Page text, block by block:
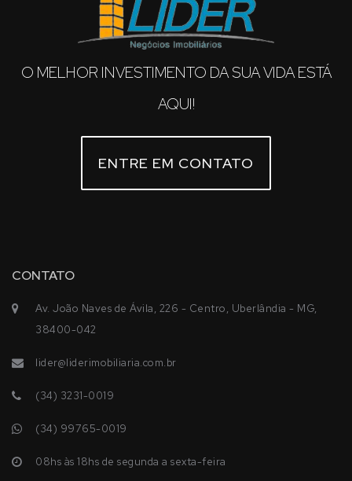
O MELHOR INVESTIMENTO DA SUA VIDA ESTÁ
AQUI!
ENTRE EM CONTATO
CONTATO
Av. João Naves de Ávila, 226 - Centro, Uberlândia - MG,
38400-042
lider@liderimobiliaria.com.br
(34) 3231-0019
(34) 99765-0019
08hs às 18hs de segunda a sexta-feira